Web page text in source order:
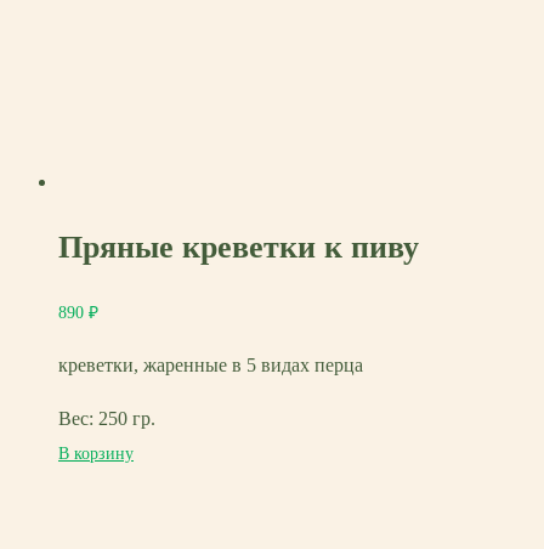
Пряные креветки к пиву
890 ₽
креветки, жаренные в 5 видах перца
Вес: 250 гр.
В корзину